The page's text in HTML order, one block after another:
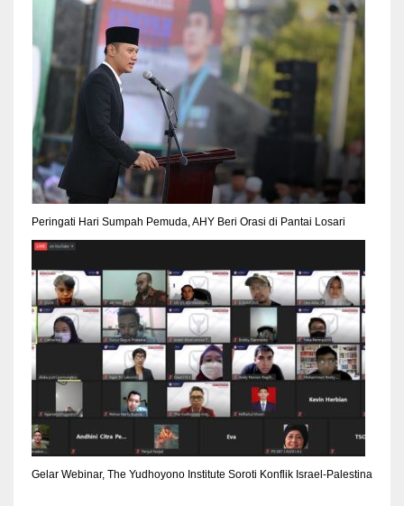
Peringati Hari Sumpah Pemuda, AHY Beri Orasi di Pantai Losari
Gelar Webinar, The Yudhoyono Institute Soroti Konflik Israel-Palestina